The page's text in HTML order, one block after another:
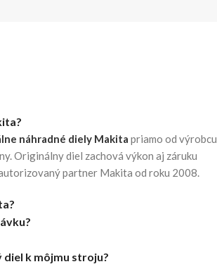
náhradné diely Makita priamo od výrobcu
Originálny diel zachová výkon aj záruku
partner Makita od roku 2008.
k môjmu stroju?